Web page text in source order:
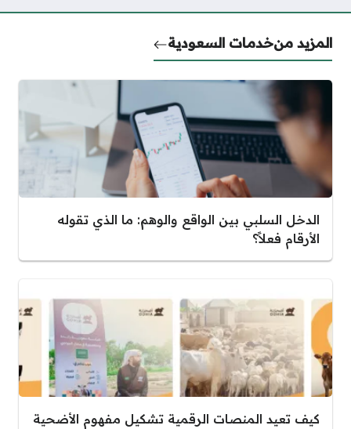
المزيد منخدمات السعودية
الدخل السلبي بين الواقع والوهم: ما الذي تقوله
الأرقام فعلاً؟
كيف تعيد المنصات الرقمية تشكيل مفهوم الأضحية